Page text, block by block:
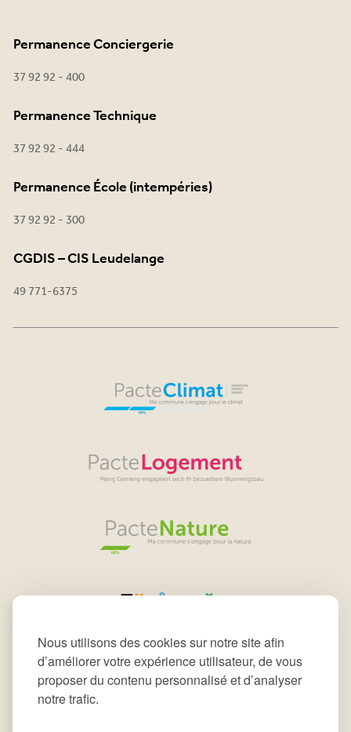
Nous utilisons des cookies sur notre site afin
d’améliorer votre expérience utilisateur, de vous
proposer du contenu personnalisé et d’analyser
notre trafic.
Permanence Conciergerie
37 92 92 - 400
Permanence Technique
37 92 92 - 444
Permanence École (intempéries)
37 92 92 - 300
CGDIS – CIS Leudelange
49 771-6375